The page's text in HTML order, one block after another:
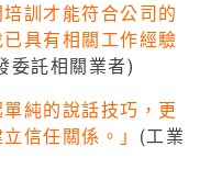
訓才能符合公司的
具有相關工作經驗
委託相關業者)
純的說話技巧，更
信任關係。」 (工業